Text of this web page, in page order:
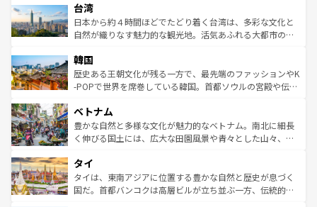
ならではの贅沢な旅のスタイルだ。 なお、新着のアメリカ
情報はコンテンツ一覧を参照してほしい。
れるおもてなしの心で訪れる人々を迎えてくれるハワイの
人々、おいしいローカルフードやハワイアンミュージッ
ク、伝統的なフラダンスなど、すべてがハワイの魅力を彩
ワイを、存分に味わってほしい。 なお、新着のハワイ情報
はコンテンツ一覧を参照してほしい。
リアリーフや大陸中央部にそびえるウルル（エアーズロッ
ク）、タスマニアの美しい原生林やケアンズの熱帯雨林な
ど、見どころがたくさん。また、カフェやワイン、オージ
いる。アクティビティも充実しており、サーフィンやダイ
ビング、ハイキングなど、アウトドア好きにはたまらな
い。オーストラリアの多彩な魅力を存分に味わいつくそ
参照してほしい。
台湾
日本から約４時間ほどでたどり着く台湾は、多彩な文化と
自然が織りなす魅力的な観光地。活気あふれる大都市の台
ン）、静ひつな山岳地帯である台湾東部など、都市の喧騒
と山間の静けさが共存しており、訪れる人に新しい発見と
驚きをもたらしてくれる。また、奥深い台湾の食文化も魅
容にもいいと評判のスイーツなど、バラエティ豊かな料理
が味わえる。 なお、新着の台湾情報は コンテンツ一覧を参
照してほしい。
韓国
歴史ある王朝文化が残る一方で、最先端のファッションやK
-POPで世界を席巻している韓国。首都ソウルの宮殿や伝統
き、地方に足を延ばせば四季折々の自然美を楽しむことが
できる。そして、キムチや焼肉、絶品のストリートフード
まで、さまざまな韓国料理が待っている。夜には、韓国な
リティに包まれながら、韓国の多彩な魅力を心ゆくまで味
わってみてほしい。 なお、新着の韓国情報はコンテンツ一
覧を参照してほしい。
ベトナム
豊かな自然と多様な文化が魅力的なベトナム。南北に細長
く伸びる国土には、広大な田園風景や青々とした山々、世
急速な発展と共に伝統が息づく。ハノイの古い町並みやホ
ーチミン市のフランス統治時代の建物も、独特の雰囲気を
醸し出している。また、バラエティの豊かさとおいしさで
タイ
タイは、東南アジアに位置する豊かな自然と歴史が息づく
国だ。首都バンコクは高層ビルが立ち並ぶ一方、伝統的な